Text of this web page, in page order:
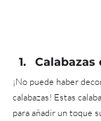
Calabazas
¡No puede haber
calabazas! Estas
para añadir un toque